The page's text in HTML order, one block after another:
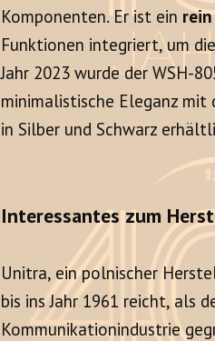
Komponenten. Er ist ein
Funktionen integriert, um
Jahr 2023 wurde der WSH-
minimalistische Eleganz mit
in Silber und Schwarz
Interessantes zum
Unitra, ein polnischer
bis ins Jahr 1961 reicht, als
Kommunikationindustrie